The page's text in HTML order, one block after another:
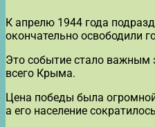
К апрелю 1944 года
окончательно освободили
Это событие стало важным
всего Крыма.
Цена победы была
а его население